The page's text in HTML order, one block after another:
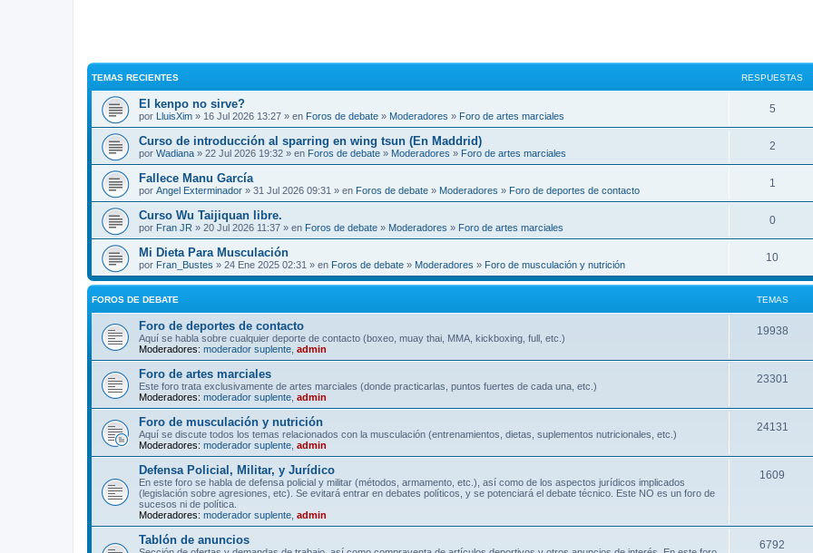
TEMAS RECIENTES RESPUESTAS
El kenpo no sirve?
por LluisXim » 16 Jul 2026 13:27 » en Foros de debate » Moderadores » Foro de artes marciales
5
Curso de introducción al sparring en wing tsun (En Maddrid)
por Wadiana » 22 Jul 2026 19:32 » en Foros de debate » Moderadores » Foro de artes marciales
2
Fallece Manu García
por Angel Exterminador » 31 Jul 2026 09:31 » en Foros de debate » Moderadores » Foro de deportes de contacto
1
Curso Wu Taijiquan libre.
por Fran JR » 20 Jul 2026 11:37 » en Foros de debate » Moderadores » Foro de artes marciales
0
Mi Dieta Para Musculación
por Fran_Bustes » 24 Ene 2025 02:31 » en Foros de debate » Moderadores » Foro de musculación y nutrición
10
FOROS DE DEBATE TEMAS
Foro de deportes de contacto
Aquí se habla sobre cualquier deporte de contacto (boxeo, muay thai, MMA, kickboxing, full, etc.)
Moderadores: moderador suplente admin
19938
Foro de artes marciales
Este foro trata exclusivamente de artes marciales (donde practicarlas, puntos fuertes de cada una, etc.)
Moderadores: moderador suplente admin
23301
Foro de musculación y nutrición
Aquí se discute todos los temas relacionados con la musculación (entrenamientos, dietas, suplementos nutricionales, etc.)
Moderadores: moderador suplente admin
24131
Defensa Policial, Militar, y Jurídico
En este foro se habla de defensa policial y militar (métodos, armamento, etc.), así como de los aspectos jurídicos implicados
(legislación sobre agresiones, etc). Se evitará entrar en debates políticos, y se potenciará el debate técnico. Este NO es un foro de
sucesos ni de política.
Moderadores: moderador suplente admin
1609
Tablón de anuncios 6792